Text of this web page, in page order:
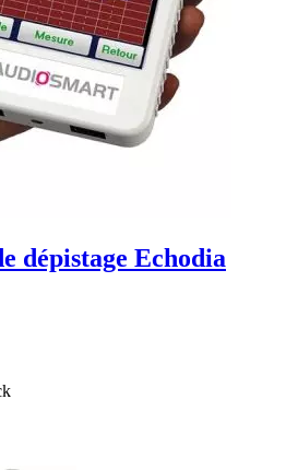
dépistage Echodia